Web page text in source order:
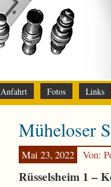
Anfahrt Fotos Links
Müheloser
Mai 23, 2022 Von:
Rüsselsheim 1 –